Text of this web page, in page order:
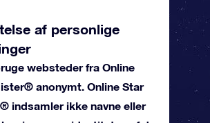
af personlige
websteder fra Online
anonymt. Online Star
indsamler ikke navne eller